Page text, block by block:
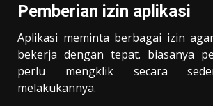
Pemberian izin aplikasi
Aplikasi meminta berbagai izin
bekerja dengan tepat. biasanya
perlu mengklik secara
melakukannya.